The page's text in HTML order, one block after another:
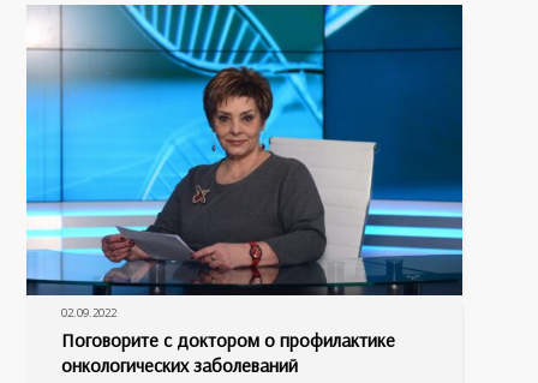
Анатольевна Подгороднева.
02.09.2022
Поговорите с доктором о профилактике
онкологических заболеваний